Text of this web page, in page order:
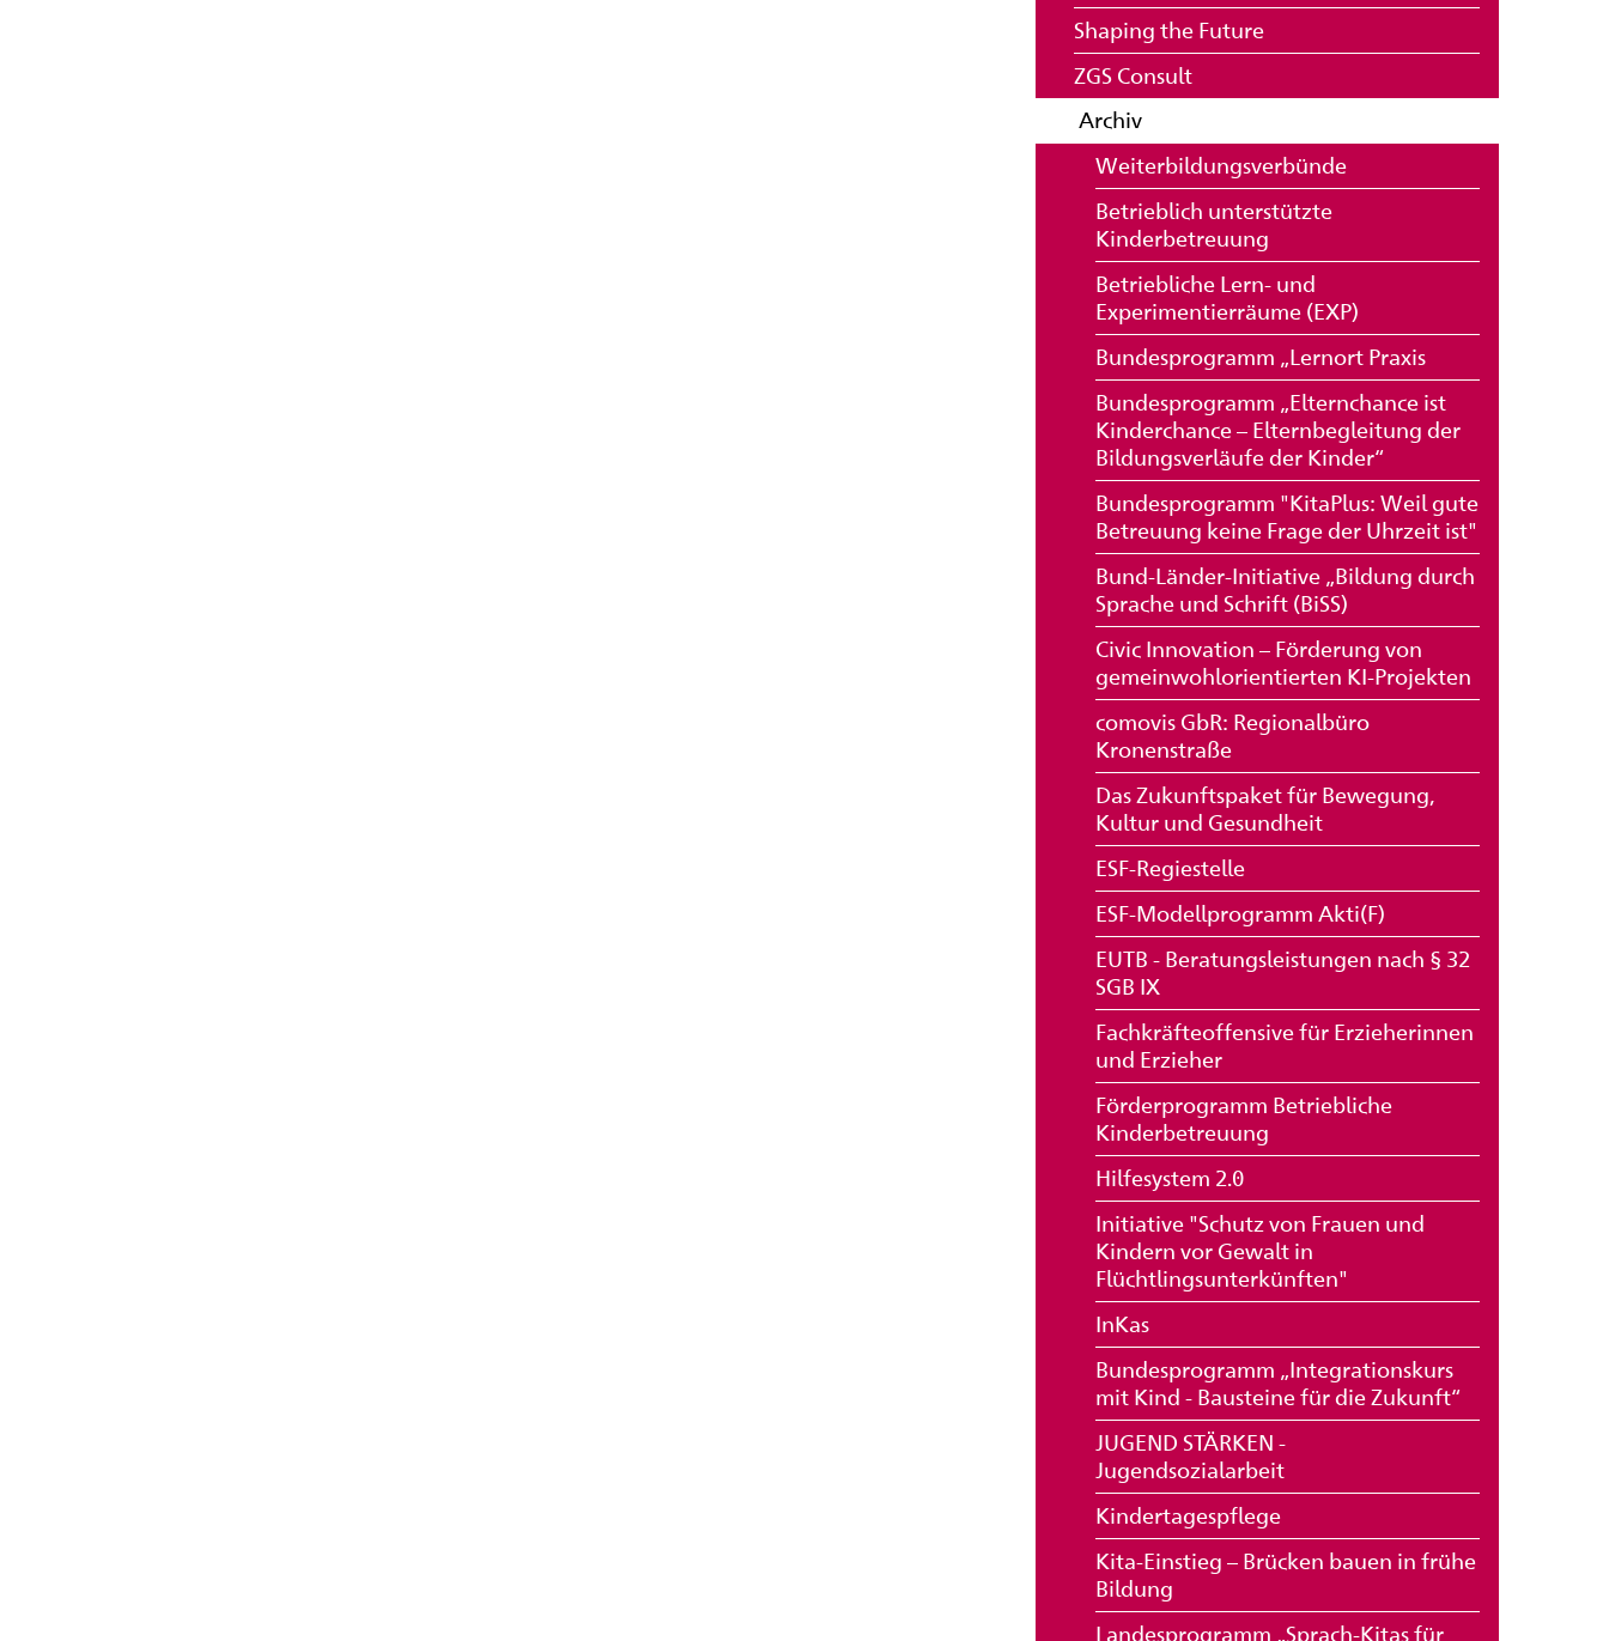
Shaping the Future
ZGS Consult
Archiv
Weiterbildungsverbünde
Betrieblich unterstützte
Kinderbetreuung
Betriebliche Lern- und
Experimentierräume (EXP)
Bundesprogramm „Lernort Praxis
Bundesprogramm „Elternchance ist
Kinderchance – Elternbegleitung der
Bildungsverläufe der Kinder“
Bundesprogramm "KitaPlus: Weil gute
Betreuung keine Frage der Uhrzeit ist"
Bund-Länder-Initiative „Bildung durch
Sprache und Schrift (BiSS)
Civic Innovation – Förderung von
gemeinwohlorientierten KI-Projekten
comovis GbR: Regionalbüro
Kronenstraße
Das Zukunftspaket für Bewegung,
Kultur und Gesundheit
ESF-Regiestelle
ESF-Modellprogramm Akti(F)
EUTB - Beratungsleistungen nach § 32
SGB IX
Fachkräfteoffensive für Erzieherinnen
und Erzieher
Förderprogramm Betriebliche
Kinderbetreuung
Hilfesystem 2.0
Initiative "Schutz von Frauen und
Kindern vor Gewalt in
Flüchtlingsunterkünften"
InKas
Bundesprogramm „Integrationskurs
mit Kind - Bausteine für die Zukunft“
JUGEND STÄRKEN -
Jugendsozialarbeit
Kindertagespflege
Kita-Einstieg – Brücken bauen in frühe
Bildung
Landesprogramm „Sprach-Kitas für